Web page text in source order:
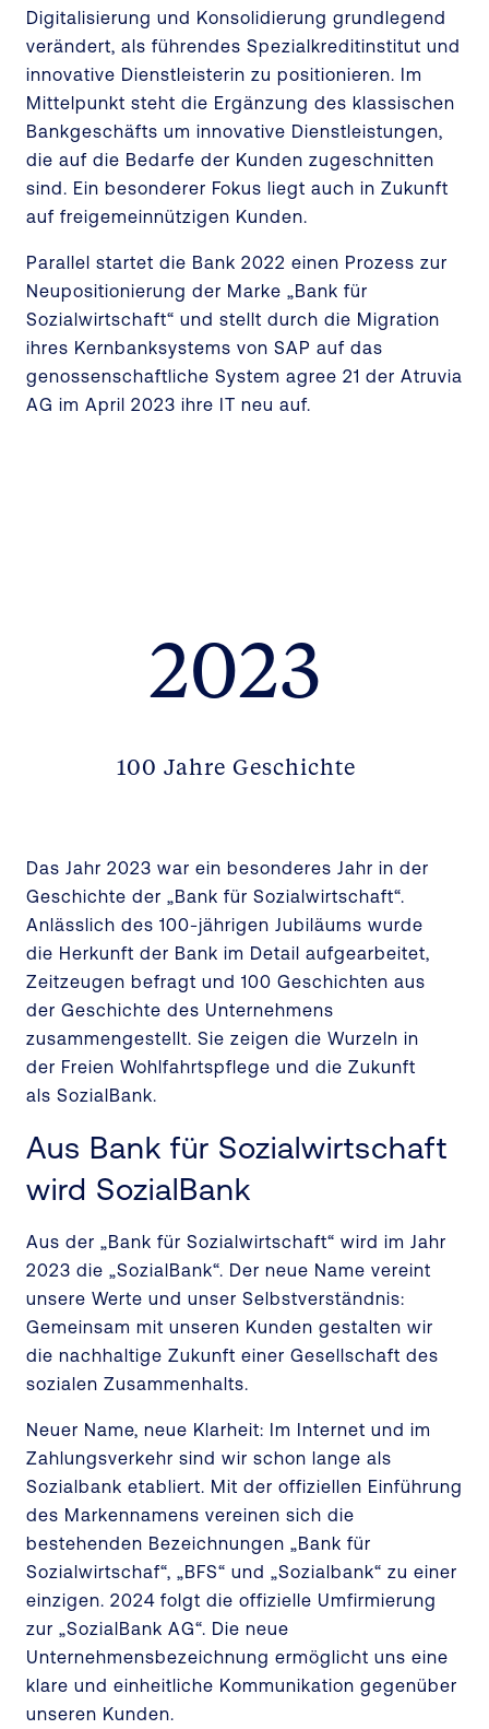
Digitalisierung und Konsolidierung grundlegend
verändert, als führendes Spezialkreditinstitut und
innovative Dienstleisterin zu positionieren. Im
Mittelpunkt steht die Ergänzung des klassischen
Bankgeschäfts um innovative Dienstleistungen,
die auf die Bedarfe der Kunden zugeschnitten
sind. Ein besonderer Fokus liegt auch in Zukunft
auf freigemeinnützigen Kunden.
Parallel startet die Bank 2022 einen Prozess zur
Neupositionierung der Marke „Bank für
Sozialwirtschaft“ und stellt durch die Migration
ihres Kernbanksystems von SAP auf das
genossenschaftliche System agree 21 der Atruvia
AG im April 2023 ihre IT neu auf.
2023
100 Jahre Geschichte
Das Jahr 2023 war ein besonderes Jahr in der
Geschichte der „Bank für Sozialwirtschaft“.
Anlässlich des 100-jährigen Jubiläums wurde
die Herkunft der Bank im Detail aufgearbeitet,
Zeitzeugen befragt und 100 Geschichten aus
der Geschichte des Unternehmens
zusammengestellt. Sie zeigen die Wurzeln in
der Freien Wohlfahrtspflege und die Zukunft
als SozialBank.
Aus Bank für Sozialwirtschaft
wird SozialBank
Aus der „Bank für Sozialwirtschaft“ wird im Jahr
2023 die „SozialBank“. Der neue Name vereint
unsere Werte und unser Selbstverständnis:
Gemeinsam mit unseren Kunden gestalten wir
die nachhaltige Zukunft einer Gesellschaft des
sozialen Zusammenhalts.
Neuer Name, neue Klarheit: Im Internet und im
Zahlungsverkehr sind wir schon lange als
Sozialbank etabliert. Mit der offiziellen Einführung
des Markennamens vereinen sich die
bestehenden Bezeichnungen „Bank für
Sozialwirtschaf“, „BFS“ und „Sozialbank“ zu einer
einzigen. 2024 folgt die offizielle Umfirmierung
zur „SozialBank AG“. Die neue
Unternehmensbezeichnung ermöglicht uns eine
klare und einheitliche Kommunikation gegenüber
unseren Kunden.